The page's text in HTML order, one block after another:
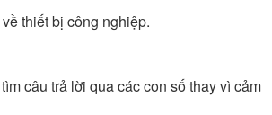
thiết bị công nghiệp.
câu trả lời qua các con số thay vì cảm